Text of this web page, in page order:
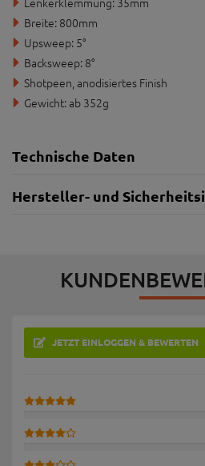
Breite: 800mm
Upsweep: 5°
Backsweep: 8°
Shotpeen, anodisiertes Finish
Gewicht: ab 352g
Technische Daten
Hersteller- und
JETZT EINLOGGEN & BEWERTEN